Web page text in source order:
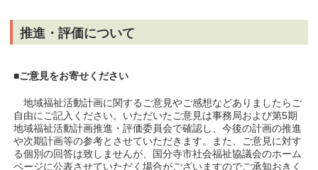
推進・評価について
■ご意見をお寄せください
地域福祉活動計画に関するご意見やご感想などありましたらご
自由にご記入ください。いただいたご意見は事務局および第5期
地域福祉活動計画推進・評価委員会で確認し、今後の計画の推進
や次期計画等の参考とさせていただきます。また、ご意見に対す
る個別の回答は致しませんが、国分寺市社会福祉協議会のホーム
ページに公表させていただく場合がございますのでご承知おきく